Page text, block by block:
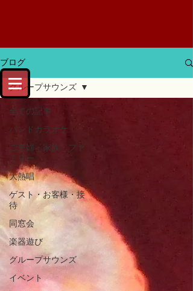
ブログ
全ての記事
バンドカラオケ
ご夫婦・家族・ファ
ミリー
大熱唱
ゲスト・お客様・接
待
同窓会
楽器遊び
グループサウンズ
イベント
グループサウンズ